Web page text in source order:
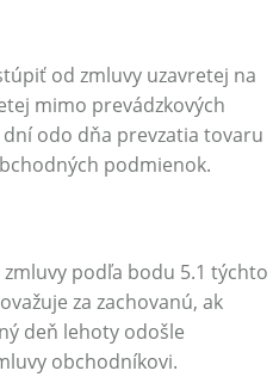
od zmluvy uzavretej na
mimo prevádzkových
odo dňa prevzatia tovaru
podmienok.
podľa bodu 5.1 týchto
za zachovanú, ak
deň lehoty odošle
obchodníkovi.